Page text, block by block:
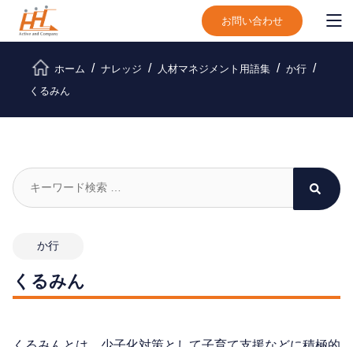
お問い合わせ
ホーム ナレッジ 人材マネジメント用語集
か行
くるみん
か行
くるみん